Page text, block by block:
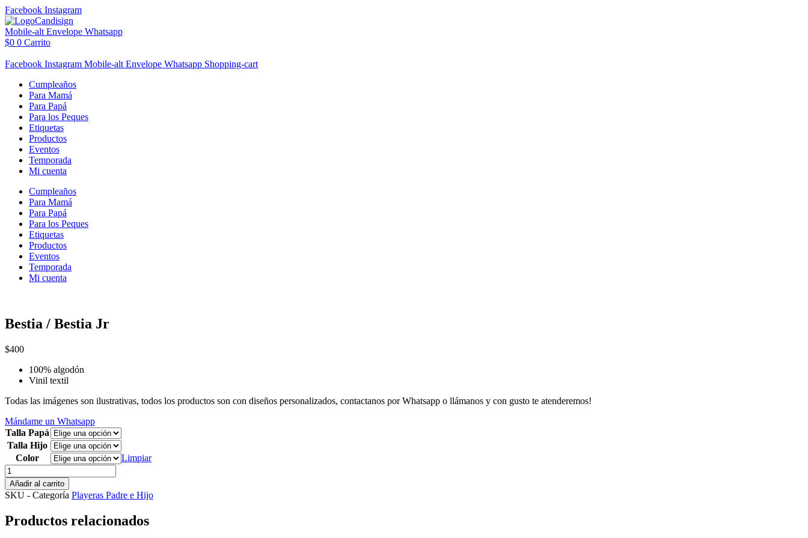
Ir
al
contenido
Facebook Instagram
Mobile-alt Envelope Whatsapp
$0 0 Carrito
Facebook Instagram Mobile-alt Envelope Whatsapp Shopping-cart
Cumpleaños
Para Mamá
Para Papá
Para los Peques
Etiquetas
Productos
Eventos
Temporada
Mi cuenta
Cumpleaños
Para Mamá
Para Papá
Para los Peques
Etiquetas
Productos
Eventos
Temporada
Mi cuenta
Bestia / Bestia Jr
$400
100% algodón
Vinil textil
Todas las imágenes son ilustrativas, todos los productos son con diseños personalizados, contactanos por Whatsapp o llámanos y con gusto te atenderemos!
Mándame un Whatsapp
Talla Papá
Talla Hijo
Color
Limpiar
Bestia
/
Bestia
Jr
Añadir al carrito
SKU - Categoría Playeras Padre e Hijo
Productos relacionados